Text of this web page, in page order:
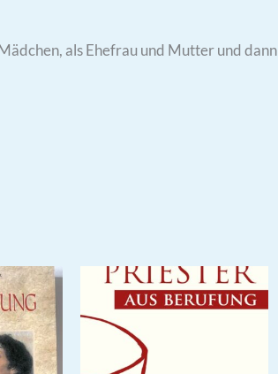
als Ehefrau und Mutter und